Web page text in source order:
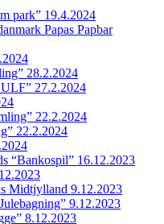
park” 19.4.2024
Papas Papbar
28.2.2024
27.2.2024
22.2.2024
22.2.2024
“Bankospil” 16.12.2023
Midtjylland 9.12.2023
9.12.2023
8.12.2023